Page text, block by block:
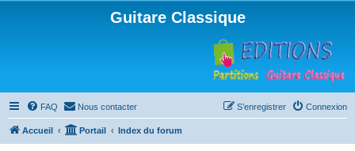
Guitare Classique
FAQ Nous contacter Connexion
S’enregistrer
Accueil Portail Index du forum